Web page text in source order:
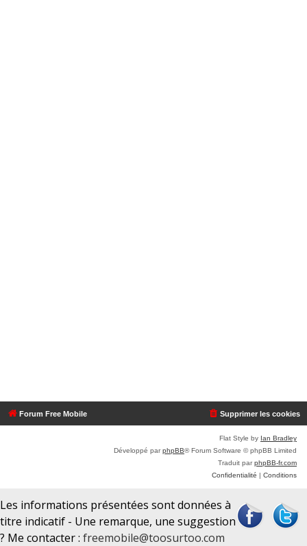
Forum Free Mobile Supprimer les cookies
Flat Style by Ian Bradley
Développé parphpBB® Forum Software © phpBB Limited
Traduit parphpBB-fr.com
Confidentialité
Conditions
Les informations présentées sont données à
titre indicatif - Une remarque, une suggestion
? Me contacter : freemobile@toosurtoo.com